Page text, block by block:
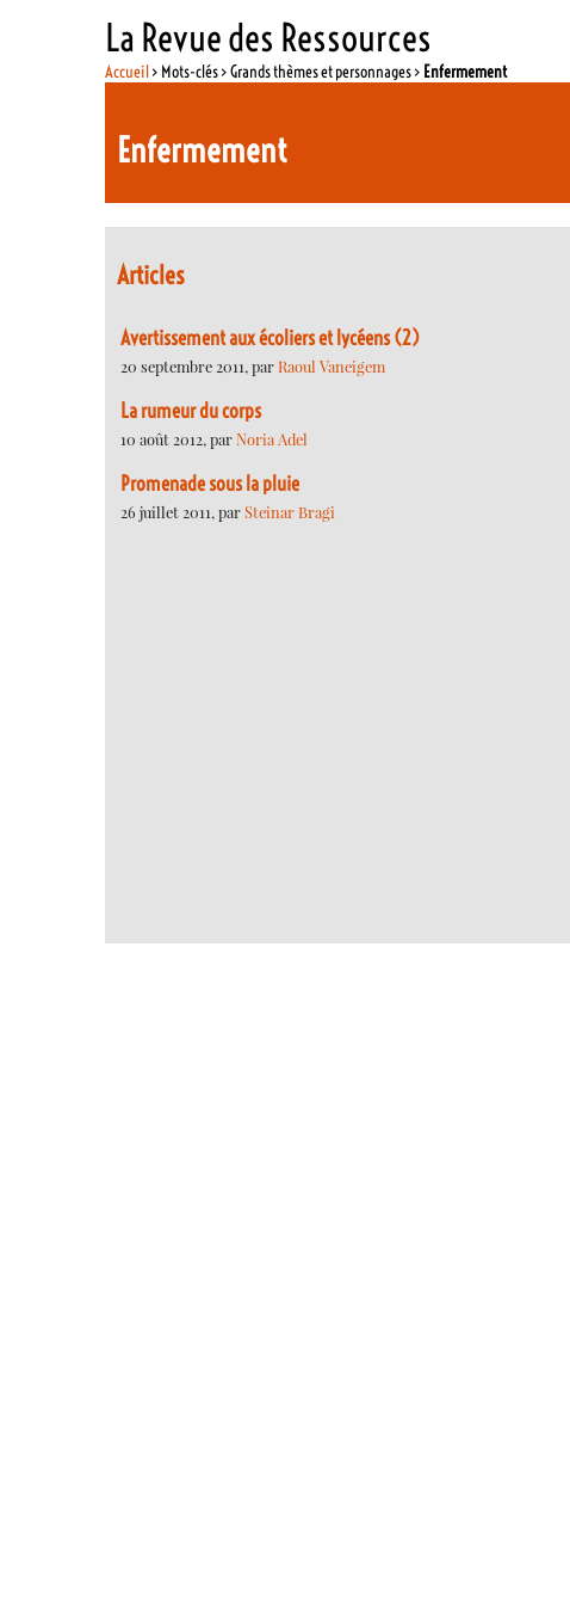
La Revue des Ressources
Accueil> Mots-clés > Grands thèmes et personnages > Enfermement
Enfermement
Articles
Avertissement aux écoliers et lycéens (2)
20 septembre 2011, parRaoul Vaneigem
La rumeur du corps
10 août 2012, parNoria Adel
Promenade sous la pluie
26 juillet 2011, parSteinar Bragi